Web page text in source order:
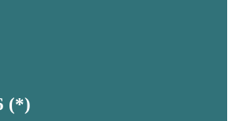
(*)